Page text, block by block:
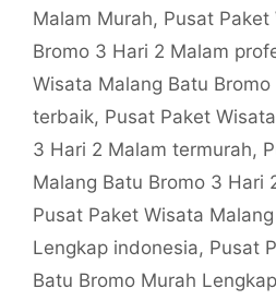
Malam Murah, Pusat Paket
Bromo 3 Hari 2 Malam
Wisata Malang Batu
terbaik, Pusat Paket
3 Hari 2 Malam termurah,
Malang Batu Bromo 3 Hari
Pusat Paket Wisata
Lengkap indonesia, Pusat
Batu Bromo Murah